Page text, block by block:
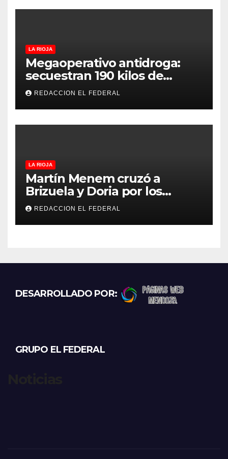
LA RIOJA
Megaoperativo antidroga:
secuestran 190 kilos de
marihuana que tenían como
destino La Rioja y Catamarca
REDACCION EL FEDERAL
LA RIOJA
Martín Menem cruzó a
Brizuela y Doria por los
incendios en Guanchín:
“Miente descaradamente”
REDACCION EL FEDERAL
DESARROLLADO POR:
GRUPO EL FEDERAL